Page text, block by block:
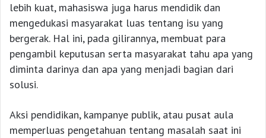
lebih kuat, mahasiswa juga harus mendidik dan
mengedukasi masyarakat luas tentang isu yang
bergerak. Hal ini, pada gilirannya, membuat para
pengambil keputusan serta masyarakat tahu apa yang
diminta darinya dan apa yang menjadi bagian dari
solusi.
Aksi pendidikan, kampanye publik, atau pusat aula
memperluas pengetahuan tentang masalah saat ini